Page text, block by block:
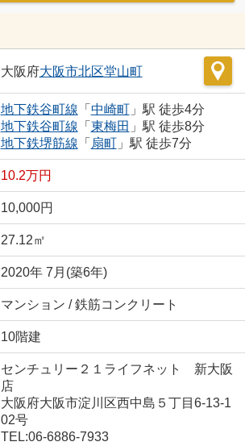
大阪府大阪市北区堂山町
地下鉄谷町線 「 中崎町」駅 徒歩4分
地下鉄谷町線 「 東梅田 」駅 徒歩8分
地下鉄堺筋線 「 扇町」駅 徒歩7分
10.2万円
10,000円
27.12㎡
2020年 7月(築6年)
マンション / 鉄筋コンクリート
10階建
センチュリー２１ライフネット 新大阪
店
大阪府大阪市淀川区西中島５丁目6-13-1
02号
TEL:06-6886-7933